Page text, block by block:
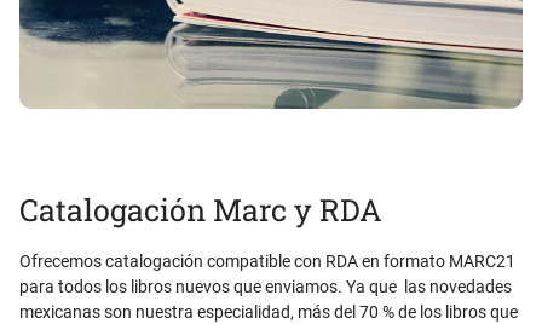
Catalogación Marc y RDA
Ofrecemos catalogación compatible con RDA en formato MARC21
para todos los libros nuevos que enviamos. Ya que las novedades
mexicanas son nuestra especialidad, más del 70 % de los libros que